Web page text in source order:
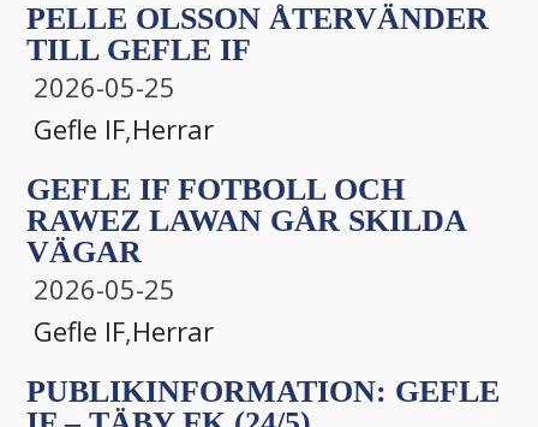
PELLE OLSSON ÅTERVÄNDER
TILL GEFLE IF
2026-05-25
Gefle IF,Herrar
GEFLE IF FOTBOLL OCH
RAWEZ LAWAN GÅR SKILDA
VÄGAR
2026-05-25
Gefle IF,Herrar
PUBLIKINFORMATION: GEFLE